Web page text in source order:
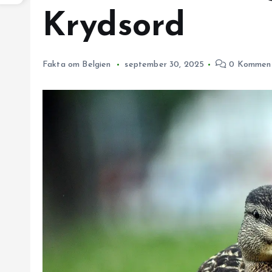
Krydsord
Fakta om Belgien september 30, 2025 0